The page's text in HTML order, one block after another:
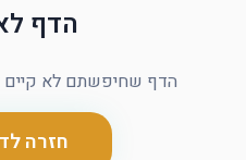
הדף
הדף שחיפשתם לא קיים
חזרה